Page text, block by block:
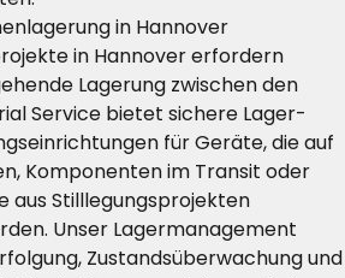
in Hannover
in Hannover erfordern
Lagerung zwischen den
Service bietet sichere Lager-
für Geräte, die auf
Komponenten im Transit oder
aus Stilllegungsprojekten
Unser Lagermanagement
Zustandsüberwachung und